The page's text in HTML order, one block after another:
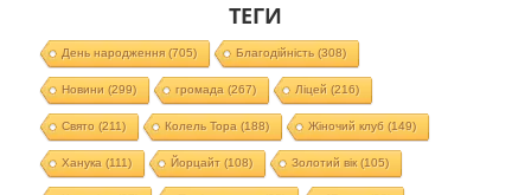
ТЕГИ
День народження(705) Благодійність(308)
Новини (299) громада (267) Ліцей (216)
Свято (211) Колель Тора (188) Жіночий клуб (149)
Ханука (111) Йорцайт (108) Золотий вік(105)